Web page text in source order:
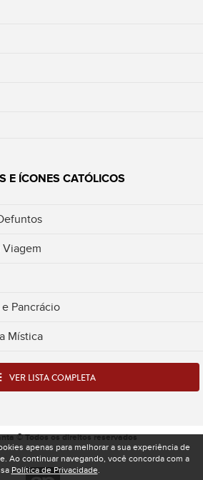
E ÍCONES CATÓLICOS
Viagem
Pancrácio
Mística
VER LISTA COMPLETA
© Todos os direitos reservados
Desenvolvido pela Spacelab - Produtora e
apenas para melhorar a sua experiência de
Ao continuar navegando, você concorda com a
Política de Privacidade.